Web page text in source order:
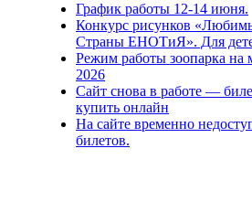
График работы 12-14 июня.
Конкурс рисунков
Страны ЕНОТиЯ». Для
Режим работы зоопарка на
2026
Сайт снова в работе —
купить онлайн
На сайте временно
билетов.